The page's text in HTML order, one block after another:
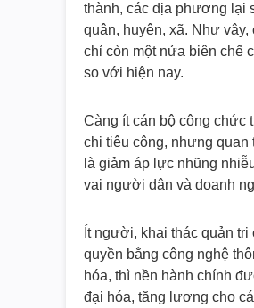
thành, các địa phương lại
quận, huyện, xã. Như
chỉ còn một nửa biên chế
so với hiện nay.
Càng ít cán bộ công chức
chi tiêu công, nhưng quan
là giảm áp lực nhũng
vai người dân và doanh
Ít người, khai thác quản trị
quyền bằng công nghệ
hóa, thì nền hành chính
đại hóa, tăng lương cho